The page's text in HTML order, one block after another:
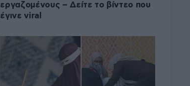
εργαζομένους – Δείτε το βίντεο που
έγινε viral